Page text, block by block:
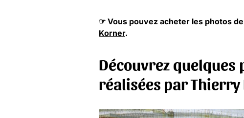
☞ Vous pouvez acheter les photos de
Korner.
Découvrez quelques
réalisées par